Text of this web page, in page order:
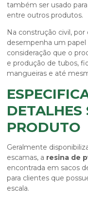
também ser usado
entre outros produtos.
Na construção civil, por
desempenha um
consideração que o
e produção de tubos,
mangueiras e até
DETALHES
PRODUTO
Geralmente
escamas, a resina de
encontrada em sacos
para clientes que
escala.